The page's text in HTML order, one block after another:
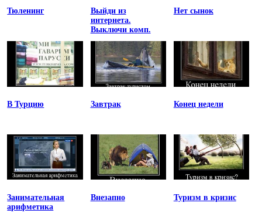
Тюленинг
Выйди из
интернета.
Выключи комп.
Нет сынок
В Турцию Завтрак Конец недели
Занимательная
арифметика
Внезапно Туризм в кризис